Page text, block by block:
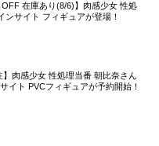
OFF 在庫あり(8/6)】肉感少女 性処
ンサイト フィギュアが登場！
】肉感少女 性処理当番 朝比奈さん
イト PVCフィギュアが予約開始！